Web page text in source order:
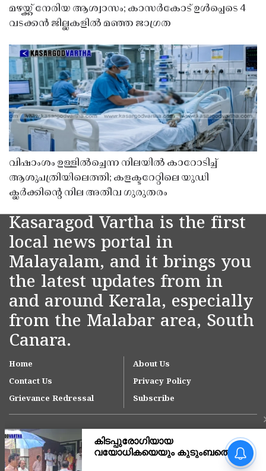
മഴയ്ക്ക് നേരിയ ആശ്വാസം; കാസർകോട് ഉൾപ്പെടെ 4
വടക്കൻ ജില്ലകളിൽ മഞ്ഞ ജാഗ്രത
വിഷാംശം ഉള്ളിൽച്ചെന്ന നിലയിൽ കാറോടിച്ച്
ആശുപത്രിയിലെത്തി; കളക്ടറേറ്റിലെ യുഡി
ക്ലർക്കിൻ്റെ നില അതീവ ഗുരുതരം
Kasaragod Vartha is the first
local news portal in
Malayalam, and it brings you
the latest updates from in
and around Kerala, especially
from the Malabar area, South
Canara.
Home
About Us
Contact Us
Privacy Policy
Grievance Redressal
Subscribe
അർജുൻ ആയങ്കിയുടെ
അറസ്റ്റ് നാടകീയ